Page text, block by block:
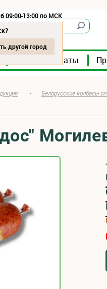
09:00-13:00 по МСК
Мясокомбинаты
другой город
• Белорусские колбасы